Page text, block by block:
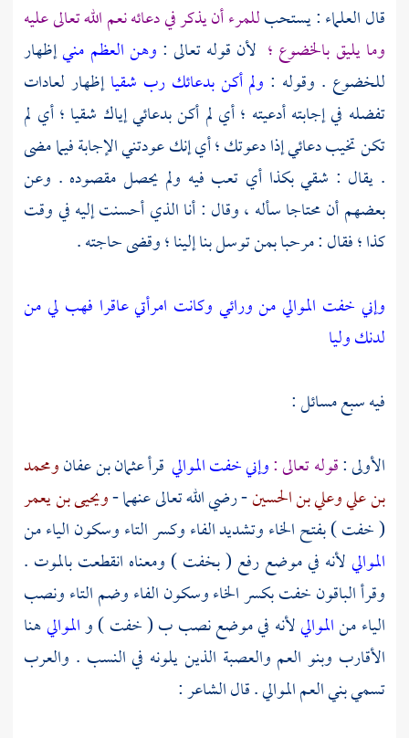
قال العلماء : يستحبللمرء أن يذكر في دعائه نعم الله تعالى عليه
وما يليق بالخضوع ؛ لأن قوله تعالى : وهن العظم منيإظهار
للخضوع . وقوله : ولم أكن بدعائك رب شقياإظهار لعادات
تفضله في إجابته أدعيته ؛ أي لم أكن بدعائي إياك شقيا ؛ أي لم
تكن تخيب دعائي إذا دعوتك ؛ أي إنك عودتني الإجابة فيما مضى
. يقال : شقي بكذا أي تعب فيه ولم يحصل مقصوده . وعن
بعضهم أن محتاجا سأله ، وقال : أنا الذي أحسنت إليه في وقت
كذا ؛ فقال : مرحبا بمن توسل بنا إلينا ؛ وقضى حاجته .
وإني خفت الموالي من ورائي وكانت امرأتي عاقرا فهب لي من
لدنك وليا
فيه سبع مسائل :
الأولى :قوله تعالى :وإني خفت الموالي قرأعثمان بن عفانومحمد
بن عليوعلي بن الحسين- رضي الله تعالى عنهما -ويحيى بن يعمر
( خفت ) بفتح الخاء وتشديد الفاء وكسر التاء وسكون الياء من
المواليلأنه في موضع رفع ( بخفت ) ومعناه انقطعت بالموت .
وقرأ الباقون خفت بكسر الخاء وسكون الفاء وضم التاء ونصب
الياء منالمواليلأنه في موضع نصب ب ( خفت ) والمواليهنا
الأقارب وبنو العم والعصبة الذين يلونه في النسب . والعرب
تسمي بني العم الموالي . قال الشاعر :